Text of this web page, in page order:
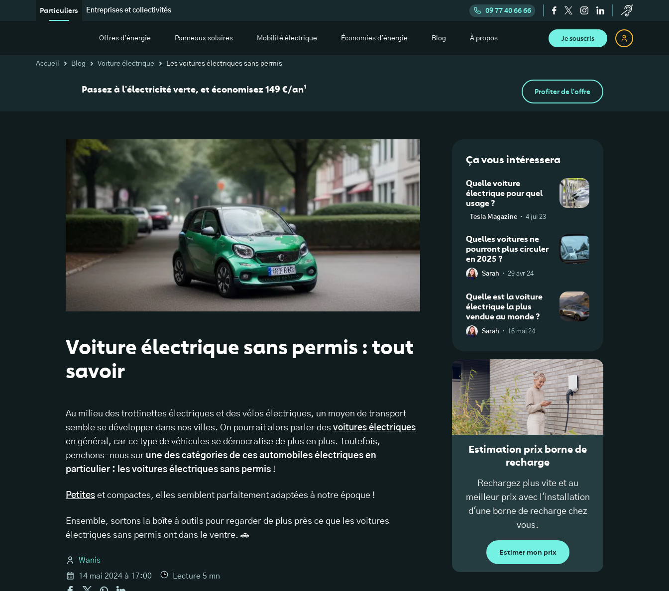
Particuliers Entreprises et collectivités 09 77 40 66 66
Offres d'énergie Panneaux solaires Mobilité électrique Économies d'énergie Blog À propos Je souscris
Accueil Blog Voiture électrique Les voitures électriques sans permis
Passez à l'électricité verte, et économisez 149 €/an¹ Profiter de l'offre
Voiture électrique sans permis : tout
savoir
Au milieu des trottinettes électriques et des vélos électriques, un moyen de transport
semble se développer dans nos villes. On pourrait alors parler des voitures électriques
en général, car ce type de véhicules se démocratise de plus en plus. Toutefois,
penchons-nous sur une des catégories de ces automobiles électriques en
particulier : les voitures électriques sans permis !
Petites et compactes, elles semblent parfaitement adaptées à notre époque !
Ensemble, sortons la boîte à outils pour regarder de plus près ce que les voitures
électriques sans permis ont dans le ventre. 🚗
Wanis
14 mai 2024 à 17:00
Lecture 5 mn
Ça vous intéressera
Quelle voiture
électrique pour quel
usage ?
Tesla Magazine · 4 jui 23
Quelles voitures ne
pourront plus circuler
en 2025 ?
Sarah · 29 avr 24
Quelle est la voiture
électrique la plus
vendue au monde ?
Sarah · 16 mai 24
Estimation prix borne de
recharge
Rechargez plus vite et au
meilleur prix avec l'installation
d'une borne de recharge chez
vous.
Estimer mon prix